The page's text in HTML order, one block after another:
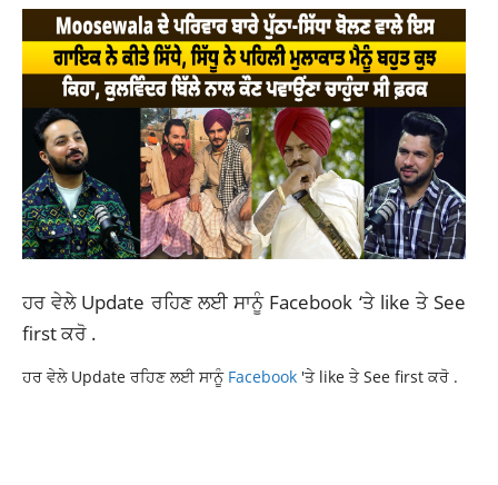
ਹਰ ਵੇਲੇ Update ਰਹਿਣ ਲਈ ਸਾਨੂੰ Facebook ‘ਤੇ like ਤੇ See
first ਕਰੋ .
ਹਰ ਵੇਲੇ Update ਰਹਿਣ ਲਈ ਸਾਨੂੰ Facebook 'ਤੇ like ਤੇ See first ਕਰੋ .